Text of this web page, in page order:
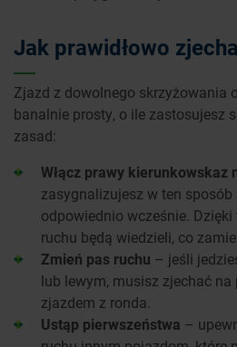
Jak prawidłowo
Zjazd z dowolnego skrzyżowania
banalnie prosty, o ile zastosujesz
zasad:
Włącz prawy kierunkowskaz
zasygnalizujesz w ten
odpowiednio wcześnie.
ruchu będą wiedzieli, co
Zmień pas ruchu – jeśli
lub lewym, musisz zjechać na
zjazdem z ronda.
Ustąp pierwszeństwa –